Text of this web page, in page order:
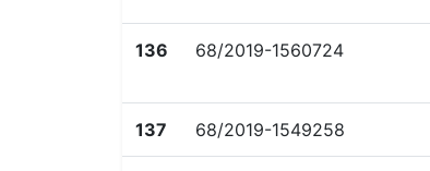
136 68/2019-1560724
137 68/2019-1549258